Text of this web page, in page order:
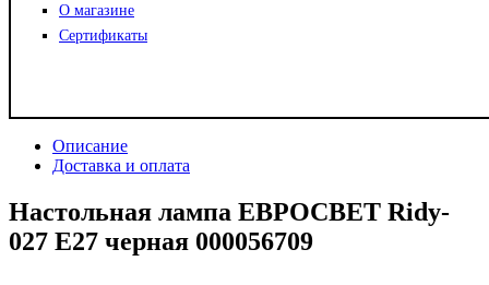
О магазине
Сертификаты
Описание
Доставка и оплата
Настольная лампа ЕВРОСВЕТ Ridy-
027 E27 черная 000056709